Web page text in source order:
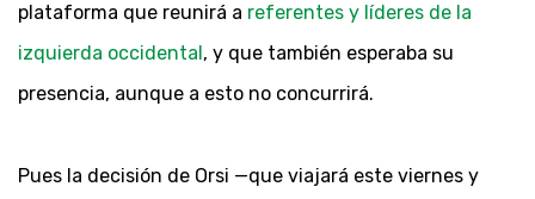
plataforma que reunirá a referentes y líderes de la
izquierda occidental, y que también esperaba su
presencia, aunque a esto no concurrirá.
Pues la decisión de Orsi —que viajará este viernes y